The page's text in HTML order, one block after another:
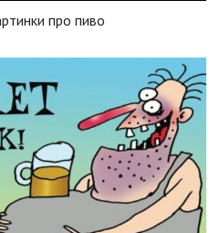
про пиво